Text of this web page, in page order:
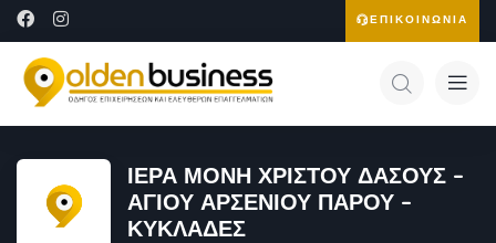
ΕΠΙΚΟΙΝΩΝΙΑ
ΙΕΡΑ ΜΟΝΗ ΧΡΙΣΤΟΥ ΔΑΣΟΥΣ –
ΑΓΙΟΥ ΑΡΣΕΝΙΟΥ ΠΑΡΟΥ –
ΚΥΚΛΑΔΕΣ